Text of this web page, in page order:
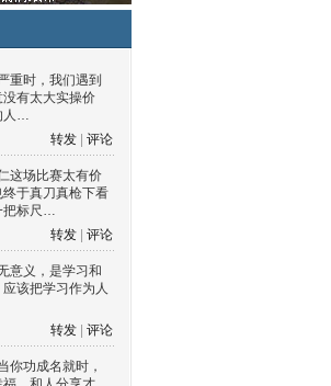
重时，我们遇到
有太大实操价
人…
转发
评论
这场比赛太有价
于真刀真枪下看
把标尺…
转发
评论
意义，是学习和
该把学习作为人
转发
评论
你功成名就时，